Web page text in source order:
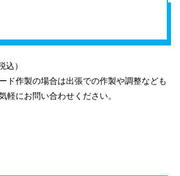
込）
ド作製の場合は出張での作製や調整なども
軽にお問い合わせください。